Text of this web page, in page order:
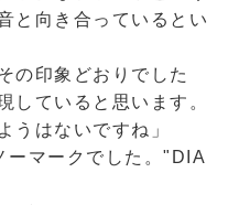
と向き合っているとい
の印象どおりでした
していると思います。
うはないですね」
ーマークでした。"DIA